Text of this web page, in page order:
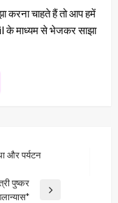
करना चाहते हैं तो आप हमें
माध्यम से भेजकर साझा
और पर्यटन
पुष्कर